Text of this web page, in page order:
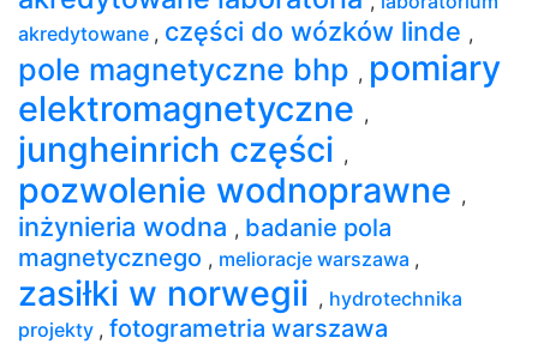
akredytowane , części do wózków linde ,
pole magnetyczne bhp , pomiary
elektromagnetyczne ,
jungheinrich części ,
pozwolenie wodnoprawne ,
inżynieria wodna , badanie pola
magnetycznego , melioracje warszawa ,
zasiłki w norwegii , hydrotechnika
projekty , fotogrametria warszawa